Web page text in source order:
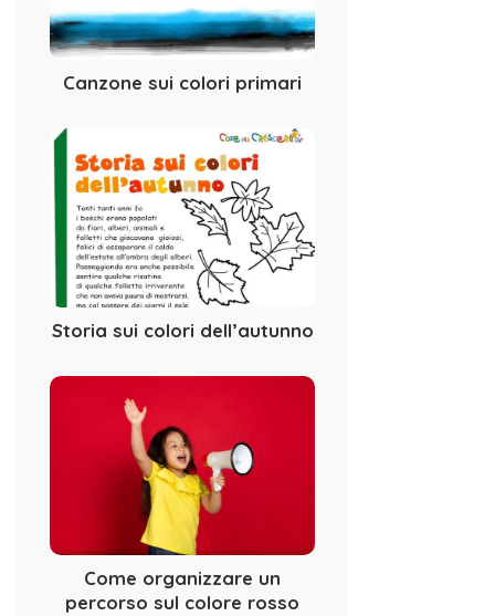
Canzone sui colori primari
Storia sui colori dell’autunno
Come organizzare un
percorso sul colore rosso